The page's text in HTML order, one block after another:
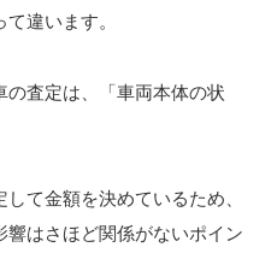
違います。
査定は、「車両本体の状
て金額を決めているため、
はさほど関係がないポイン